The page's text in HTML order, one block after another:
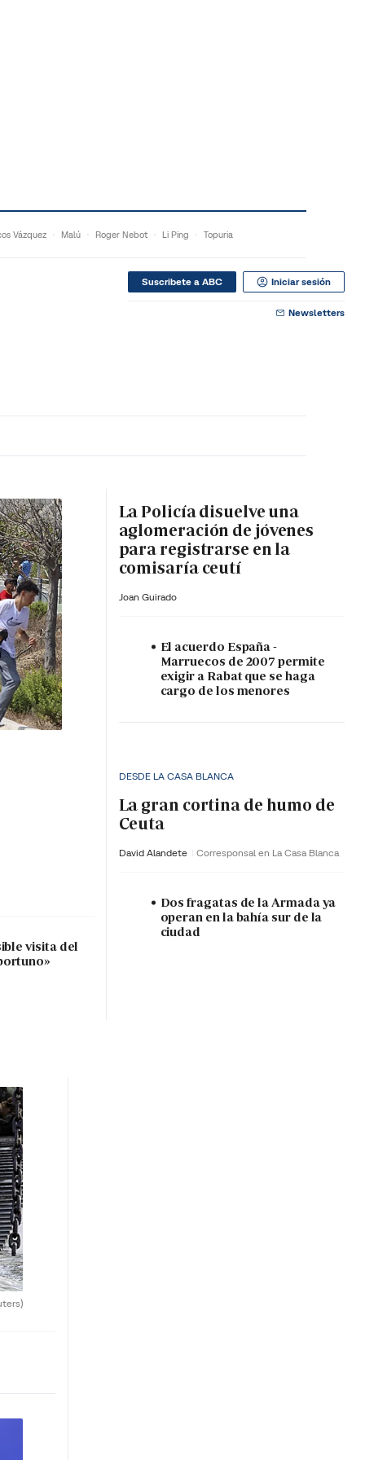
Vázquez Malú Roger Nebot Li Ping Topuria
Suscribete a ABC Iniciar sesión
Newsletters
visita del
La Policía disuelve una
aglomeración de jóvenes
para registrarse en la
comisaría ceutí
Joan Guirado
El acuerdo España -
Marruecos de 2007 permite
exigir a Rabat que se haga
cargo de los menores
DESDE LA CASA BLANCA
La gran cortina de humo de
Ceuta
David Alandete Corresponsal en La Casa Blanca
Dos fragatas de la Armada ya
operan en la bahía sur de la
ciudad